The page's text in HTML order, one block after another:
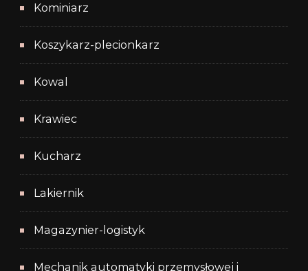
Kominiarz
Koszykarz-plecionkarz
Kowal
Krawiec
Kucharz
Lakiernik
Magazynier-logistyk
Mechanik automatyki przemysłowej i